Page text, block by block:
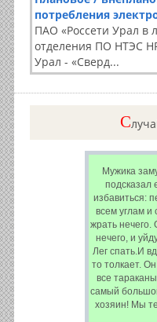
потребления
ПАО «Россети Урал в
отделения ПО НТЭС
Урал - «Сверд...
C
Мужика
подсказал
избавиться:
всем углам и
жрать нечего.
нечего, и
Лег спать.И
то толкает.
все
самый
хозяин! Мы